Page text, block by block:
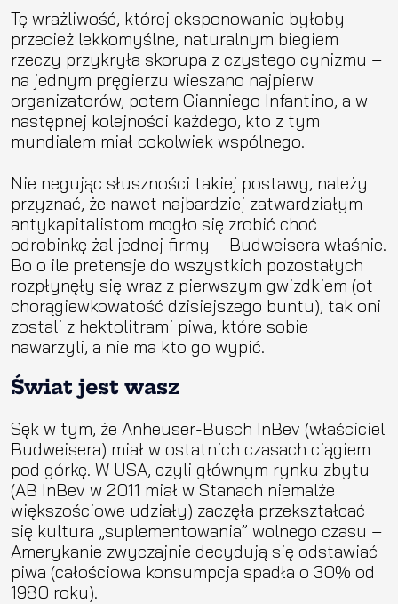
Tę wrażliwość, której eksponowanie byłoby
przecież lekkomyślne, naturalnym biegiem
rzeczy przykryła skorupa z czystego cynizmu –
na jednym pręgierzu wieszano najpierw
organizatorów, potem Gianniego Infantino, a w
następnej kolejności każdego, kto z tym
mundialem miał cokolwiek wspólnego.
Nie negując słuszności takiej postawy, należy
przyznać, że nawet najbardziej zatwardziałym
antykapitalistom mogło się zrobić choć
odrobinkę żal jednej firmy – Budweisera właśnie.
Bo o ile pretensje do wszystkich pozostałych
rozpłynęły się wraz z pierwszym gwizdkiem (ot
chorągiewkowatość dzisiejszego buntu), tak oni
zostali z hektolitrami piwa, które sobie
nawarzyli, a nie ma kto go wypić.
Świat jest wasz
Sęk w tym, że Anheuser-Busch InBev (właściciel
Budweisera) miał w ostatnich czasach ciągiem
pod górkę. W USA, czyli głównym rynku zbytu
(AB InBev w 2011 miał w Stanach niemalże
większościowe udziały) zaczęła przekształcać
się kultura „suplementowania” wolnego czasu –
Amerykanie zwyczajnie decydują się odstawiać
piwa (całościowa konsumpcja spadła o 30% od
1980 roku).